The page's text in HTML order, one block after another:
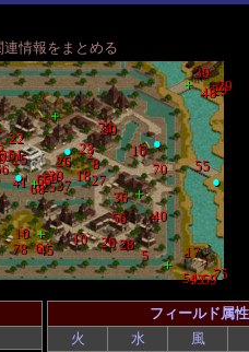
連情報をまとめる
2
2
5
5
26
26
26
26
27
27
6
6
8
8
10
10
10
10
22
22
25
25
25
25
23
23
28
28
29
2929
29
30
30
16
16
17
17
18
18
13
13
36
36
37
37
54
54
41
41 39
39
51
51
56
56 40
40
50
50
55
55
48
48
45
45
59
59
60
60
65
65
68
68
70
70
73
73
75
75
78
78
●
●
●
●
●
●
●
●
＋
＋
＋
＋
＋
＋
＋
＋
＋
＋
＋
＋
フィールド属
火
水
風